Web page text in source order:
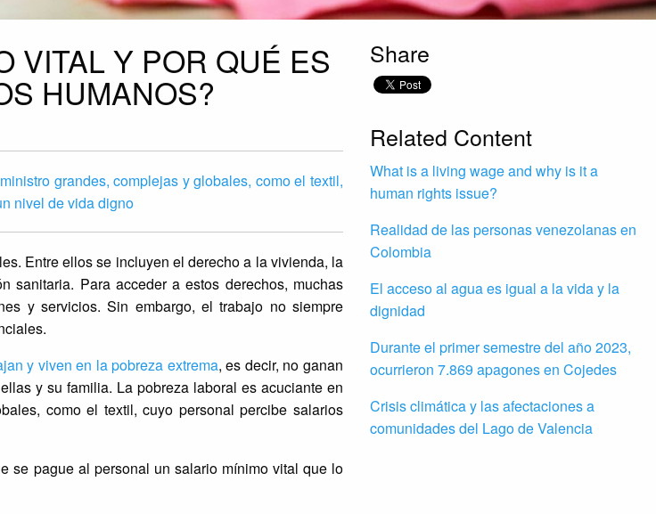
VITAL Y POR QUÉ ES
HUMANOS?
grandes, complejas y globales, como el textil,
nivel de vida digno
Entre ellos se incluyen el derecho a la vivienda, la
sanitaria. Para acceder a estos derechos, muchas
y servicios. Sin embargo, el trabajo no siempre
y viven en la pobreza extrema, es decir, no ganan
y su familia. La pobreza laboral es acuciante en
como el textil, cuyo personal percibe salarios
se pague al personal un salario mínimo vital que lo
Share
Related Content
What is a living wage and why is it a
human rights issue?
Realidad de las personas venezolanas en
Colombia
El acceso al agua es igual a la vida y la
dignidad
Durante el primer semestre del año 2023,
ocurrieron 7.869 apagones en Cojedes
Crisis climática y las afectaciones a
comunidades del Lago de Valencia